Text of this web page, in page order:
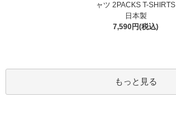
ャツ 2PACKS T-SHIRTS
日本製
7,590円(税込)
もっと見る